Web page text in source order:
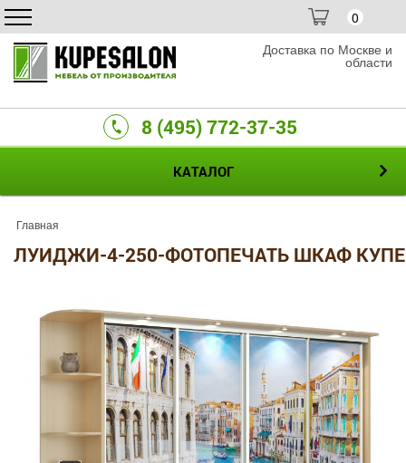
0
Доставка по Москве и
области
8 (495) 772-37-35
КАТАЛОГ
Главная
ЛУИДЖИ-4-250-ФОТОПЕЧАТЬ ШКАФ КУПЕ